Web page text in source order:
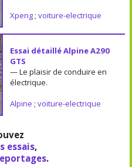
Xpeng; voiture-electrique
Essai détaillé Alpine A290
GTS
— Le plaisir de conduire en
électrique.
Alpine ; voiture-electrique
essais,
.